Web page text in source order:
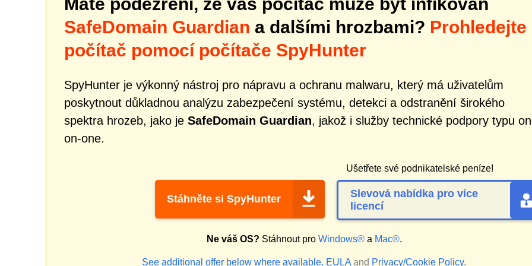
SafeDomain Guardian a dalšími hrozbami? Prohledejte
počítač pomocí počítače SpyHunter
SpyHunter je výkonný nástroj pro nápravu a ochranu malwaru, který má uživatelům
poskytnout důkladnou analýzu zabezpečení systému, detekci a odstranění širokého
spektra hrozeb, jako je SafeDomain Guardian, jakož i služby technické podpory typu
on-one.
Stáhněte si SpyHunter
Ušetřete své podnikatelské peníze!
Slevová nabídka pro více
licencí
Ne váš OS? Stáhnout pro Windows®a Mac®.
See additional offer below where available. EULA and Privacy/Cookie Policy.